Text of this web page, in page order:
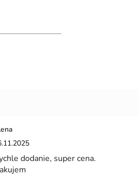
obchodu je 5 z 5 hviezdičiek.
dodanie, super cena.